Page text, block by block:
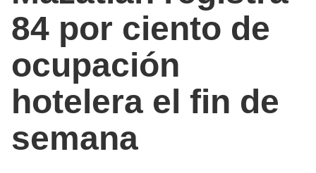
84 por ciento de
ocupación
hotelera el fin de
semana